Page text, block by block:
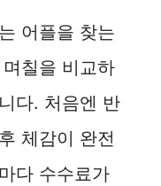
어플을 찾는
칠을 비교하
다. 처음엔 반
체감이 완전
다 수수료가